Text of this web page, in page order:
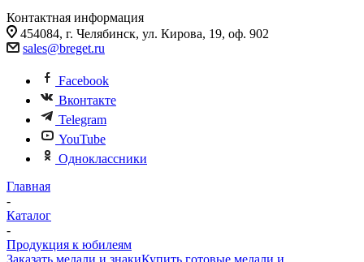
Контактная информация
454084, г. Челябинск, ул. Кирова, 19, оф. 902
sales@breget.ru
Facebook
Вконтакте
Telegram
YouTube
Одноклассники
Главная
-
Каталог
-
Продукция к юбилеям
Заказать медали и знакиКупить готовые медали и